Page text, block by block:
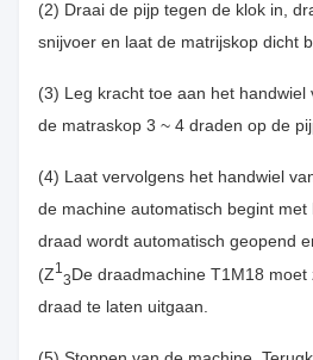
(2) Draai de pijp tegen de klok in,
snijvoer en laat de matrijskop dicht
(3) Leg kracht toe aan het handwiel
de matraskop 3 ~ 4 draden op de
(4) Laat vervolgens het handwiel
de machine automatisch begint
draad wordt automatisch geopend
(Z1
3De draadmachine T1M18
draad te laten uitgaan.